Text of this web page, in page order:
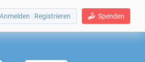
Spenden
Anmelden | Registrieren